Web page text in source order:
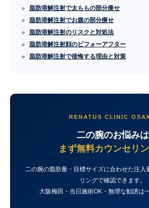
脂肪溶解注射で太ももの部分痩せ
脂肪溶解注射でお腹の部分痩せ
脂肪溶解注射のリスクと対処法
脂肪溶解注射顔のビフォーアフター
脂肪溶解注射で後悔する理由と対策
RENATUS CLINIC
二の腕のお悩みは
まず無料カウンセリ
二の腕の脂肪量・目標サイズに合わせた注入
リングで確認できます。
大阪梅田・当日施術OK・無理な勧誘は